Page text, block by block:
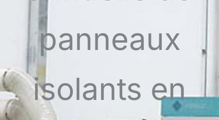
panneaux
isolants en
Español de México
Français de Belgique